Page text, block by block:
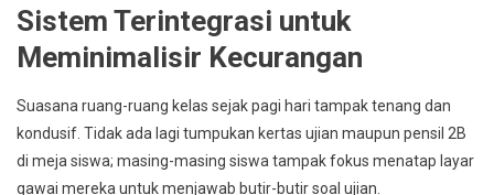
Sistem Terintegrasi untuk
Meminimalisir Kecurangan
Suasana ruang-ruang kelas sejak pagi hari tampak tenang dan
kondusif. Tidak ada lagi tumpukan kertas ujian maupun pensil 2B
di meja siswa; masing-masing siswa tampak fokus menatap layar
gawai mereka untuk menjawab butir-butir soal ujian.